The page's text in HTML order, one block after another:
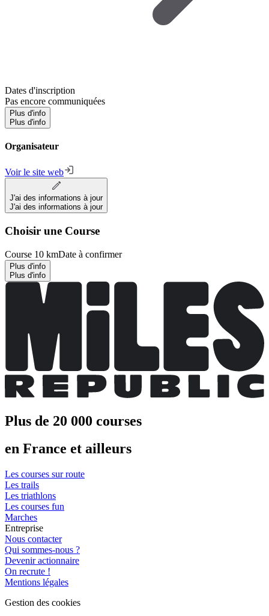
Dates d'inscription
Pas encore communiquées
Plus d'info
Plus d'info
Organisateur
Voir le site web
J'ai des informations à jour
J'ai des informations à jour
Choisir une Course
Course 10 kmDate à confirmer
Plus d'info
Plus d'info
Plus de 20 000 courses
en France et ailleurs
Les courses sur route
Les trails
Les triathlons
Les courses fun
Marches
Entreprise
Nous contacter
Qui sommes-nous ?
Devenir actionnaire
On recrute !
Mentions légales
Gestion des cookies